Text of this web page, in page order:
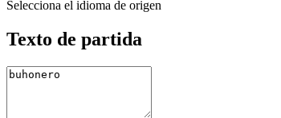
Selecciona el idioma de origen
Texto de partida